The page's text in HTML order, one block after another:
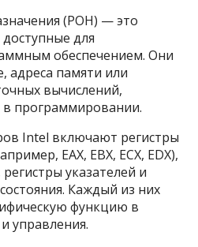
(РОН) — это
для
обеспечением. Они
адреса памяти или
вычислений,
в программировании.
Intel включают регистры
EAX, EBX, ECX, EDX),
указателей и
Каждый из них
функцию в
управления.